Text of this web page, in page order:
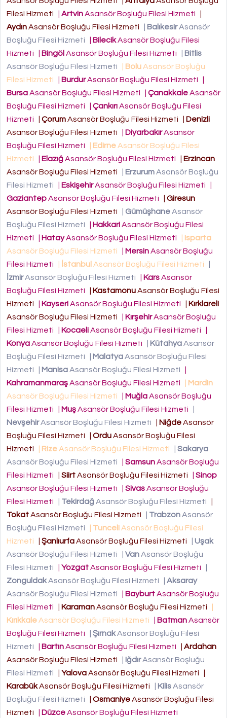
Filesi Hizmeti
ArtvinAsansör Boşluğu Filesi Hizmeti
AydınAsansör Boşluğu Filesi Hizmeti BalıkesirAsansör
Boşluğu Filesi Hizmeti
BilecikAsansör Boşluğu Filesi
Hizmeti
Bingöl Asansör Boşluğu Filesi Hizmeti
Bitlis
Asansör Boşluğu Filesi Hizmeti
BoluAsansör Boşluğu
Filesi Hizmeti
BurdurAsansör Boşluğu Filesi Hizmeti
BursaAsansör Boşluğu Filesi Hizmeti ÇanakkaleAsansör
Boşluğu Filesi Hizmeti
ÇankırıAsansör Boşluğu Filesi
Hizmeti
ÇorumAsansör Boşluğu Filesi Hizmeti
Denizli
Asansör Boşluğu Filesi Hizmeti
DiyarbakırAsansör
Boşluğu Filesi Hizmeti
EdirneAsansör Boşluğu Filesi
Hizmeti
ElazığAsansör Boşluğu Filesi Hizmeti
Erzincan
Asansör Boşluğu Filesi Hizmeti
ErzurumAsansör Boşluğu
Filesi Hizmeti
EskişehirAsansör Boşluğu Filesi Hizmeti
GaziantepAsansör Boşluğu Filesi Hizmeti
Giresun
Asansör Boşluğu Filesi Hizmeti
GümüşhaneAsansör
Boşluğu Filesi Hizmeti
HakkariAsansör Boşluğu Filesi
Hizmeti
HatayAsansör Boşluğu Filesi Hizmeti
Isparta
Asansör Boşluğu Filesi Hizmeti
MersinAsansör Boşluğu
Filesi Hizmeti
İstanbul Asansör Boşluğu Filesi Hizmeti
İzmirAsansör Boşluğu Filesi Hizmeti KarsAsansör
Boşluğu Filesi Hizmeti
KastamonuAsansör Boşluğu Filesi
Hizmeti
KayseriAsansör Boşluğu Filesi Hizmeti
Kırklareli
Asansör Boşluğu Filesi Hizmeti
KırşehirAsansör Boşluğu
Filesi Hizmeti
KocaeliAsansör Boşluğu Filesi Hizmeti
KonyaAsansör Boşluğu Filesi Hizmeti KütahyaAsansör
Boşluğu Filesi Hizmeti
MalatyaAsansör Boşluğu Filesi
Hizmeti
ManisaAsansör Boşluğu Filesi Hizmeti
KahramanmaraşAsansör Boşluğu Filesi Hizmeti
Mardin
Asansör Boşluğu Filesi Hizmeti
MuğlaAsansör Boşluğu
Filesi Hizmeti
MuşAsansör Boşluğu Filesi Hizmeti
NevşehirAsansör Boşluğu Filesi Hizmeti NiğdeAsansör
Boşluğu Filesi Hizmeti
OrduAsansör Boşluğu Filesi
Hizmeti
RizeAsansör Boşluğu Filesi Hizmeti
Sakarya
Asansör Boşluğu Filesi Hizmeti
SamsunAsansör Boşluğu
Filesi Hizmeti
SiirtAsansör Boşluğu Filesi Hizmeti
Sinop
Asansör Boşluğu Filesi Hizmeti
SivasAsansör Boşluğu
Filesi Hizmeti
Tekirdağ Asansör Boşluğu Filesi Hizmeti
TokatAsansör Boşluğu Filesi Hizmeti TrabzonAsansör
Boşluğu Filesi Hizmeti
TunceliAsansör Boşluğu Filesi
Hizmeti
ŞanlıurfaAsansör Boşluğu Filesi Hizmeti
Uşak
Asansör Boşluğu Filesi Hizmeti
VanAsansör Boşluğu
Filesi Hizmeti
YozgatAsansör Boşluğu Filesi Hizmeti
ZonguldakAsansör Boşluğu Filesi Hizmeti
Aksaray
Asansör Boşluğu Filesi Hizmeti
BayburtAsansör Boşluğu
Filesi Hizmeti
KaramanAsansör Boşluğu Filesi Hizmeti
KırıkkaleAsansör Boşluğu Filesi Hizmeti BatmanAsansör
Boşluğu Filesi Hizmeti
ŞırnakAsansör Boşluğu Filesi
Hizmeti
BartınAsansör Boşluğu Filesi Hizmeti
Ardahan
Asansör Boşluğu Filesi Hizmeti
IğdırAsansör Boşluğu
Filesi Hizmeti
YalovaAsansör Boşluğu Filesi Hizmeti
KarabükAsansör Boşluğu Filesi Hizmeti KilisAsansör
Boşluğu Filesi Hizmeti
OsmaniyeAsansör Boşluğu Filesi
Hizmeti
DüzceAsansör Boşluğu Filesi Hizmeti